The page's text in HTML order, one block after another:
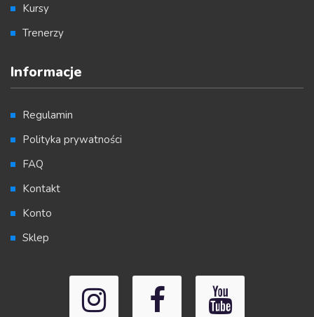
Kursy
Trenerzy
Informacje
Regulamin
Polityka prywatności
FAQ
Kontakt
Konto
Sklep